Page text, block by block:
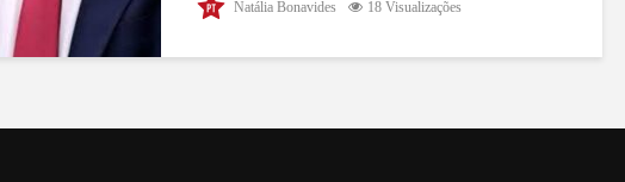
Tribuna de Contas do Rio Grande do Norte, sobre
Natália Bonavides 18 Visualizações